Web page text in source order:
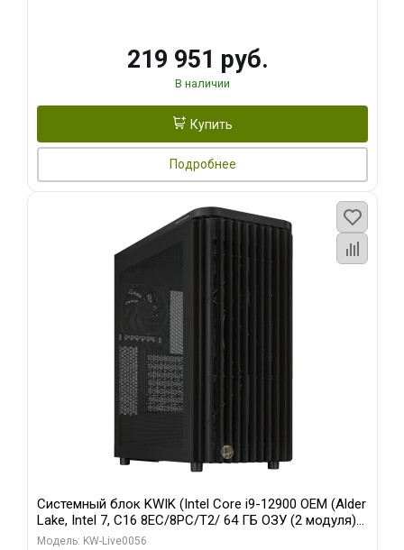
219 951 руб.
В наличии
Купить
Подробнее
Системный блок KWIK (Intel Core i9-12900 OEM (Alder
Lake, Intel 7, C16 8EC/8PC/T2/ 64 ГБ ОЗУ (2 модуля)/
Palit RTX5080 INFINITY 3 OC 16GB GDDR7 256bit 3xDP
Модель: KW-Live0056